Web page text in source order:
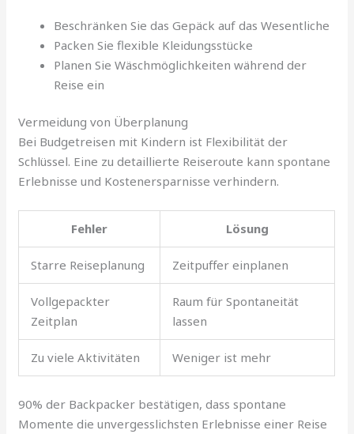
Beschränken Sie das Gepäck auf das Wesentliche
Packen Sie flexible Kleidungsstücke
Planen Sie Wäschmöglichkeiten während der
Reise ein
Vermeidung von Überplanung
Bei Budgetreisen mit Kindern ist Flexibilität der
Schlüssel. Eine zu detaillierte Reiseroute kann spontane
Erlebnisse und Kostenersparnisse verhindern.
Fehler Lösung
Starre Reiseplanung Zeitpuffer einplanen
Vollgepackter
Zeitplan
Raum für Spontaneität
lassen
Zu viele Aktivitäten Weniger ist mehr
90% der Backpacker bestätigen, dass spontane
Momente die unvergesslichsten Erlebnisse einer Reise